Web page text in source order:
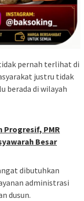
pernah terlihat di
justru tidak
berada di wilayah
Progresif, PMR
Besar
dibutuhkan
administrasi
dusun.